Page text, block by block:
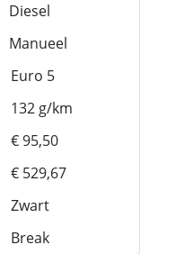
Diesel
Manueel
Euro 5
132 g/km
€ 95,50
€ 529,67
Zwart
Break